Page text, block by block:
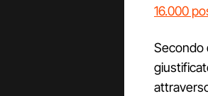
16.000
Secondo